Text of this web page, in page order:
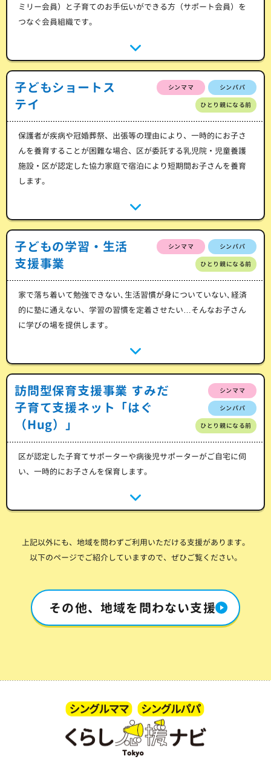
ミリー会員）と子育てのお手伝いができる方（サポート会員）を
つなぐ会員組織です。
子どもショートス
テイ
シンママ シンパパ
ひとり親になる前
保護者が疾病や冠婚葬祭、出張等の理由により、一時的にお子さ
んを養育することが困難な場合、区が委託する乳児院・児童養護
施設・区が認定した協力家庭で宿泊により短期間お子さんを養育
します。
子どもの学習・生活
支援事業
シンママ シンパパ
ひとり親になる前
家で落ち着いて勉強できない､生活習慣が身についていない､経済
的に塾に通えない、学習の習慣を定着させたい…そんなお子さん
に学びの場を提供します。
訪問型保育支援事業 すみだ
子育て支援ネット「はぐ
（Hug）」
シンママ
シンパパ
ひとり親になる前
区が認定した子育てサポーターや病後児サポーターがご自宅に伺
い、一時的にお子さんを保育します。
上記以外にも、地域を問わずご利用いただける支援があります。
以下のページでご紹介していますので、ぜひご覧ください。
その他、地域を問わない支援